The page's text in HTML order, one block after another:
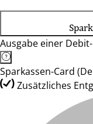
Ausgabe einer
Sparkassen-Card
Zusätzliches